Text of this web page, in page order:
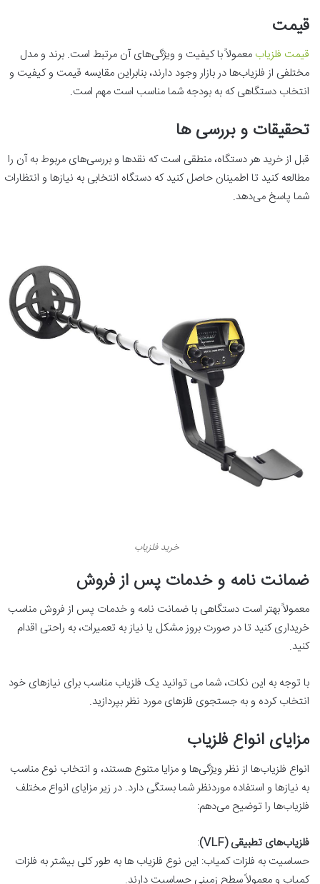
قیمت
قیمت فلزیاب معمولاً با کیفیت و ویژگی‌های آن مرتبط است. برند و مدل
مختلفی از فلزیاب‌ها در بازار وجود دارند، بنابراین مقایسه قیمت و کیفیت و
انتخاب دستگاهی که به بودجه شما مناسب است مهم است.
تحقیقات و بررسی‌ ها
قبل از خرید هر دستگاه، منطقی است که نقدها و بررسی‌های مربوط به آن را
مطالعه کنید تا اطمینان حاصل کنید که دستگاه انتخابی به نیازها و انتظارات
شما پاسخ می‌دهد.
خرید فلزیاب
ضمانت نامه و خدمات پس از فروش
معمولاً بهتر است دستگاهی با ضمانت نامه و خدمات پس از فروش مناسب
خریداری کنید تا در صورت بروز مشکل یا نیاز به تعمیرات، به راحتی اقدام
کنید.
با توجه به این نکات، شما می‌ توانید یک فلزیاب مناسب برای نیازهای خود
انتخاب کرده و به جستجوی فلزهای مورد نظر بپردازید.
مزایای انواع فلزیاب
انواع فلزیاب‌ها از نظر ویژگی‌ها و مزایا متنوع هستند، و انتخاب نوع مناسب
به نیازها و استفاده موردنظر شما بستگی دارد. در زیر مزایای انواع مختلف
فلزیاب‌ها را توضیح می‌دهم:
فلزیاب‌های تطبیقی (VLF)
:
حساسیت به فلزات کمیاب: این نوع فلزیاب‌ ها به طور کلی بیشتر به فلزات
کمیاب و معمولاً سطح زمینی حساسیت دارند.